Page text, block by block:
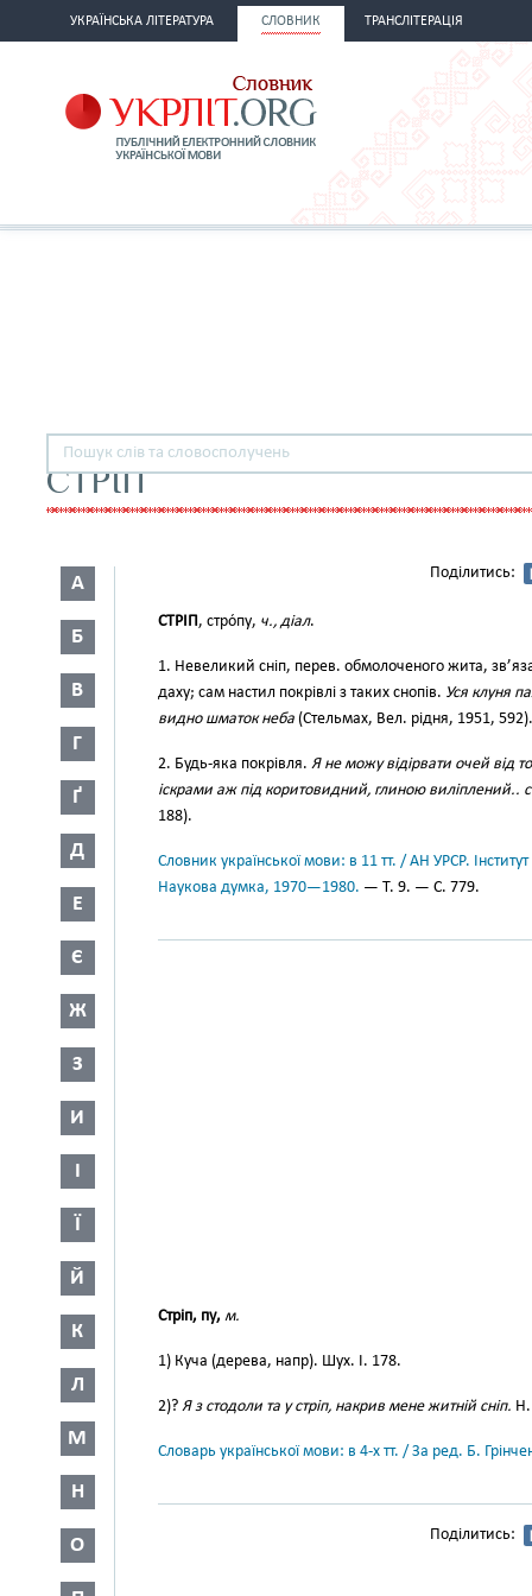
УКРАЇНСЬКА ЛІТЕРАТУРА СЛОВНИК ТРАНСЛІТЕРАЦІЯ
СТРІП
А
Б
В
Г
Ґ
Д
Е
Є
Ж
З
И
І
Ї
Й
К
Л
М
Н
О
Поділитись:
СТРІП, стро́пу, ч., діал.
1. Невеликий сніп, перев. обмолоченого жита,
даху; сам настил покрівлі з таких снопів. Уся клуня
видно шматок неба (Стельмах, Вел. рідня, 1951, 592).
2. Будь-яка покрівля. Я не можу відірвати очей від
іскрами аж під коритовидний, глиною виліплений..
188).
Словник української мови: в 11 тт. / АН УРСР.
Наукова думка, 1970—1980. — Т. 9. — С. 779.
Стріп, пу, м.
1) Куча (дерева, напр). Шух. І. 178.
2)? Я з стодоли та у стріп, накрив мене житній сніп.
Словарь української мови: в 4-х тт. / За ред. Б.
Поділитись: